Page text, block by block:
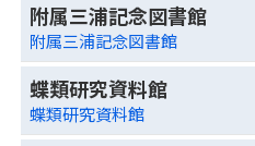
附属三浦記念図書館
附属三浦記念図書館
蝶類研究資料館
蝶類研究資料館